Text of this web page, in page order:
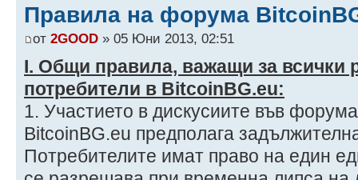
Правила на форума
от 2GOOD » 05 Юни 2013, 02:51
І. Общи правила, важащи за всички
потребители в BitcoinBG.eu:
1. Участието в дискусиите във
BitcoinBG.eu предполага
Потребителите имат право на един